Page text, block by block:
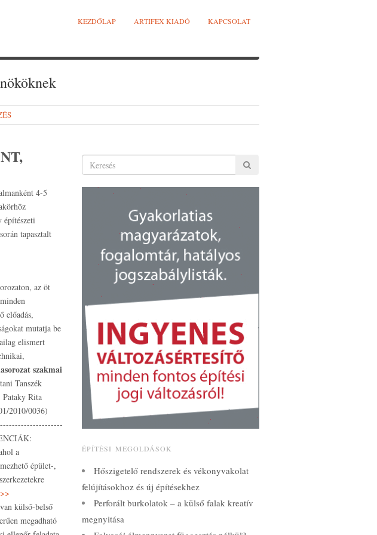
KEZDŐLAP ARTIFEX KIADÓ KAPCSOLAT
4-5
építészeti
tapasztalt
az öt
előadás,
mutatja be
elismert
szakmai
Tanszék
Pataky Rita
2010/0036)
a
épület-,
külső-belső
megadható
ÉPÍTÉSI MEGOLDÁSOK
Hőszigetelő rendszerek és vékonyvakolat
felújításokhoz és új építésekhez
Perforált burkolatok – a külső falak kreatív
megnyitása